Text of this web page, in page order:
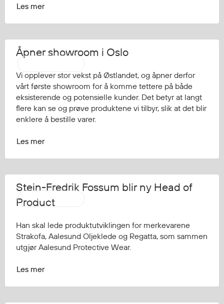
Fottøy uten vern
Innleggssåler
Diverse
Hode- og lommelykter
Les mer
Åpner showroom i Oslo
Vi opplever stor vekst på Østlandet, og åpner derfor
vårt første showroom for å komme tettere på både
eksisterende og potensielle kunder. Det betyr at langt
flere kan se og prøve produktene vi tilbyr, slik at det blir
enklere å bestille varer.
Les mer
Stein-Fredrik Fossum blir ny Head of
Product
Han skal lede produktutviklingen for merkevarene
Strakofa, Aalesund Oljeklede og Regatta, som sammen
utgjør Aalesund Protective Wear.
Les mer
Pressemelding